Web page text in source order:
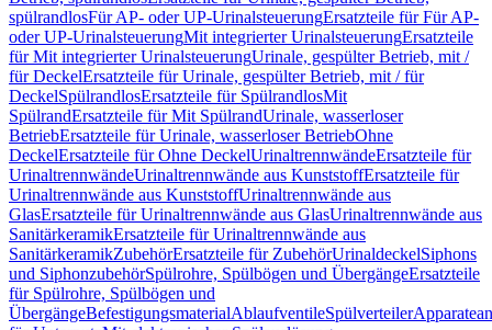
spülrandlosFür AP- oder UP-UrinalsteuerungErsatzteile für Für AP-
oder UP-UrinalsteuerungMit integrierter UrinalsteuerungErsatzteile
für Mit integrierter UrinalsteuerungUrinale, gespülter Betrieb, mit /
für DeckelErsatzteile für Urinale, gespülter Betrieb, mit / für
DeckelSpülrandlosErsatzteile für SpülrandlosMit
SpülrandErsatzteile für Mit SpülrandUrinale, wasserloser
BetriebErsatzteile für Urinale, wasserloser BetriebOhne
DeckelErsatzteile für Ohne DeckelUrinaltrennwändeErsatzteile für
UrinaltrennwändeUrinaltrennwände aus KunststoffErsatzteile für
Urinaltrennwände aus KunststoffUrinaltrennwände aus
GlasErsatzteile für Urinaltrennwände aus GlasUrinaltrennwände aus
SanitärkeramikErsatzteile für Urinaltrennwände aus
SanitärkeramikZubehörErsatzteile für ZubehörUrinaldeckelSiphons
und SiphonzubehörSpülrohre, Spülbögen und ÜbergängeErsatzteile
für Spülrohre, Spülbögen und
ÜbergängeBefestigungsmaterialAblaufventileSpülverteiler